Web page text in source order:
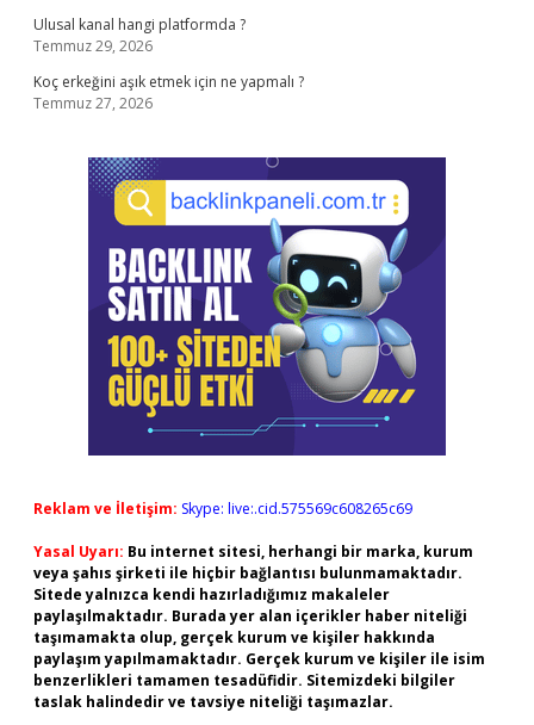
Ulusal kanal hangi platformda ?
Temmuz 29, 2026
Koç erkeğini aşık etmek için ne yapmalı ?
Temmuz 27, 2026
Reklam ve İletişim: Skype: live:.cid.575569c608265c69
Yasal Uyarı: Bu internet sitesi, herhangi bir marka, kurum
veya şahıs şirketi ile hiçbir bağlantısı bulunmamaktadır.
Sitede yalnızca kendi hazırladığımız makaleler
paylaşılmaktadır. Burada yer alan içerikler haber niteliği
taşımamakta olup, gerçek kurum ve kişiler hakkında
paylaşım yapılmamaktadır. Gerçek kurum ve kişiler ile isim
benzerlikleri tamamen tesadüfidir. Sitemizdeki bilgiler
taslak halindedir ve tavsiye niteliği taşımazlar.